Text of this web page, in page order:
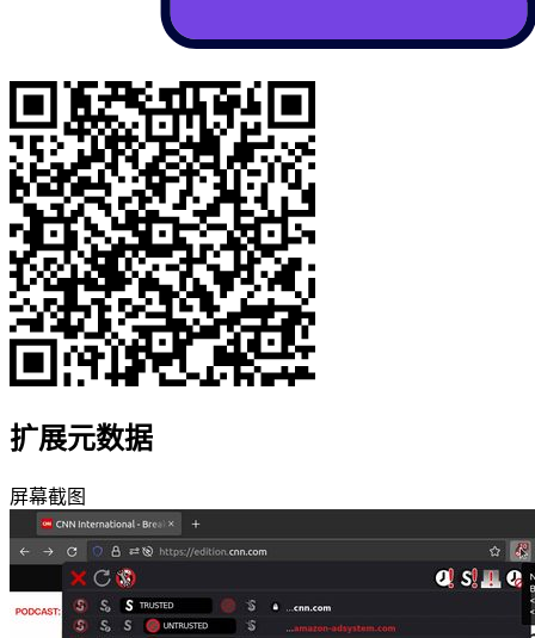
扩展元数据
屏幕截图